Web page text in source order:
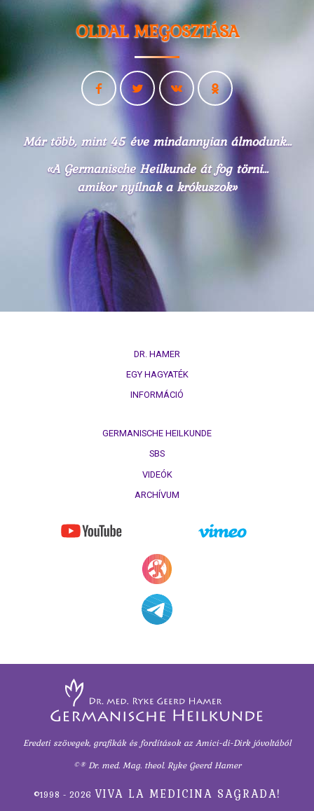
OLDAL MEGOSZTÁSA
Már több, mint 45 éve mindannyian álmodunk...
«A Germanische Heilkunde át fog törni...
amikor nyílnak a krókuszok»
DR. HAMER
EGY HAGYATÉK
INFORMÁCIÓ
GERMANISCHE HEILKUNDE
SBS
VIDEÓK
ARCHÍVUM
Eredeti szövegek, grafikák és fordítások az Amici-di-Dirk jóvoltából
©® Dr. med. Mag. theol. Ryke Geerd Hamer
©1998 - 2026 VIVA LA MEDICINA SAGRADA!